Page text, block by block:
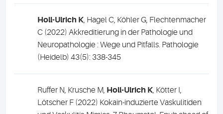
Holl-Ulrich K, Hagel C, Köhler G, Flechtenmacher
C (2022) Akkreditierung in der Pathologie und
Neuropathologie : Wege und Pitfalls. Pathologie
(Heidelb) 43(5): 338-345
Ruffer N, Krusche M, Holl-Ulrich K, Kötter I,
Lötscher F (2022) Kokain-induzierte Vaskulitiden